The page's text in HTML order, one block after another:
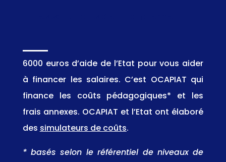
6000 euros d’aide de l’Etat pour vous aider
à financer les salaires. C’est OCAPIAT qui
finance les coûts pédagogiques* et les
frais annexes. OCAPIAT et l’Etat ont élaboré
des simulateurs de coûts.
* basés selon le référentiel de niveaux de